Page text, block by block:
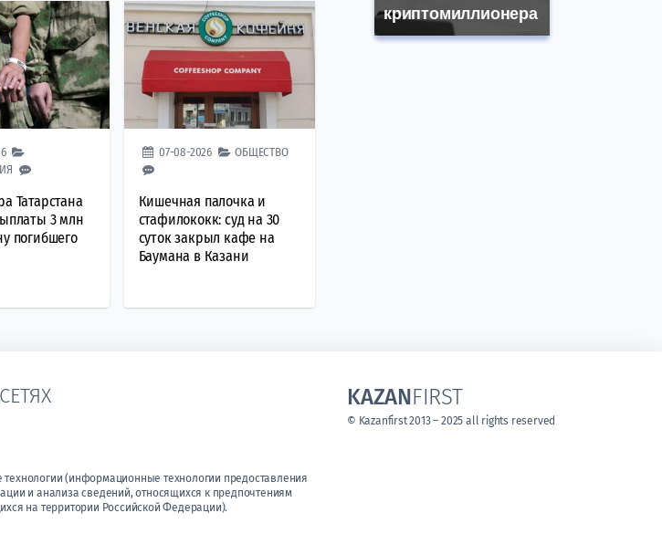
Татарстана
3 млн
погибшего
07-08-2026 ОБЩЕСТВО
Кишечная палочка и
стафилококк: суд на 30
суток закрыл кафе на
Баумана в Казани
криптомиллионера
(информационные технологии предоставления
и анализа сведений, относящихся к предпочтениям
на территории Российской Федерации).
KAZANFIRST
© Kazanfirst 2013 – 2025 all rights reserved